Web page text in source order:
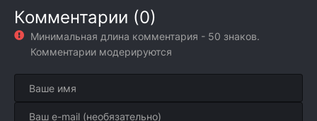
Комментарии (0)
Минимальная длина комментария - 50 знаков.
Комментарии модерируются